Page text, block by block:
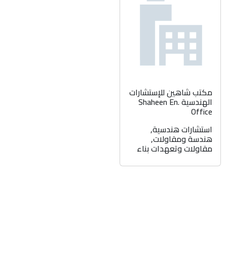
مكتب شاهين للإستشارات
الهندسية Shaheen En.
Office
استشارات هندسية,
هندسة ومقاولات,
مقاولات وتعهدات بناء